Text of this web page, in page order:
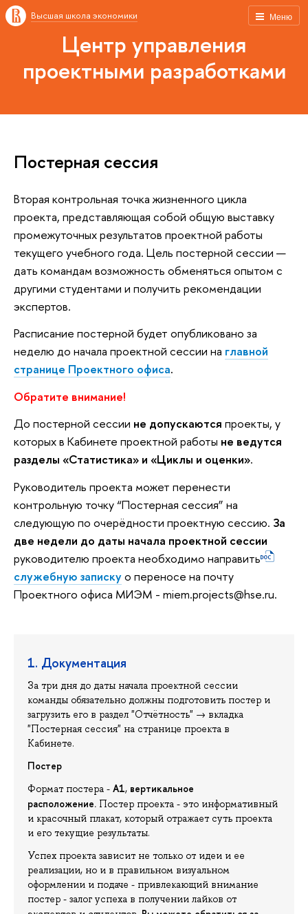
Меню
Высшая школа экономики
Центр управления
проектными разработками
Постерная сессия
Вторая контрольная точка жизненного цикла
проекта, представляющая собой общую выставку
промежуточных результатов проектной работы
текущего учебного года. Цель постерной сессии —
дать командам возможность обменяться опытом с
другими студентами и получить рекомендации
экспертов.
Расписание постерной будет опубликовано за
неделю до начала проектной сессии на главной
странице Проектного офиса.
Обратите внимание!
До постерной сессии не допускаются проекты, у
которых в Кабинете проектной работы не ведутся
разделы «Статистика» и «Циклы и оценки».
Руководитель проекта может перенести
контрольную точку “Постерная сессия” на
следующую по очерёдности проектную сессию. За
две недели до даты начала проектной сессии
руководителю проекта необходимо направить
служебную запискуо переносе на почту
Проектного офиса МИЭМ - miem.projects@hse.ru.
1. Документация
За три дня до даты начала проектной сессии
команды обязательно должны подготовить постер и
загрузить его в раздел "Отчётность" → вкладка
"Постерная сессия" на странице проекта в
Кабинете.
Постер
Формат постера - А1, вертикальное
расположение. Постер проекта - это информативный
и красочный плакат, который отражает суть проекта
и его текущие результаты.
Успех проекта зависит не только от идеи и ее
реализации, но и в правильном визуальном
оформлении и подаче - привлекающий внимание
постер - залог успеха в получении лайков от